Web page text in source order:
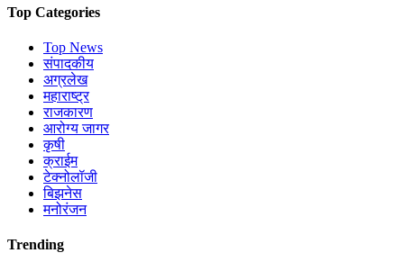
Top Categories
Top News
संपादकीय
अग्रलेख
महाराष्ट्र
राजकारण
आरोग्य जागर
कृषी
क्राईम
टेक्नोलॉजी
बिझनेस
मनोरंजन
Trending